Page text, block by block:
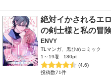
絶対イかされるエ
の剣士様と私の冒
ENVY
TLマンガ、黒ひめコミック
1～19巻
180pt
(4.6)
投稿数71件